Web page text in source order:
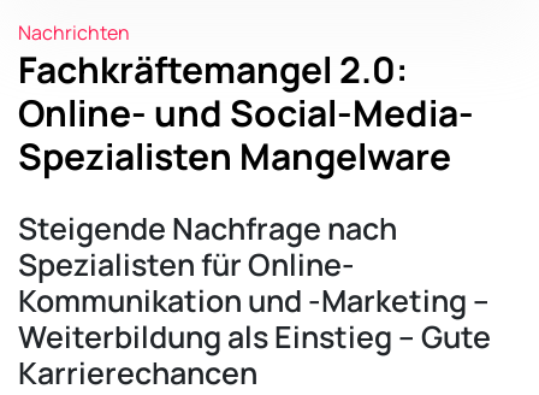
Nachrichten
Fachkräftemangel 2.0:
Online- und Social-Media-
Spezialisten Mangelware
Steigende Nachfrage nach
Spezialisten für Online-
Kommunikation und -Marketing –
Weiterbildung als Einstieg – Gute
Karrierechancen